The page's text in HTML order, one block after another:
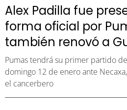
Alex Padilla fue
forma oficial por
también renovó a
Pumas tendrá su primer partido
domingo 12 de enero ante
el cancerbero